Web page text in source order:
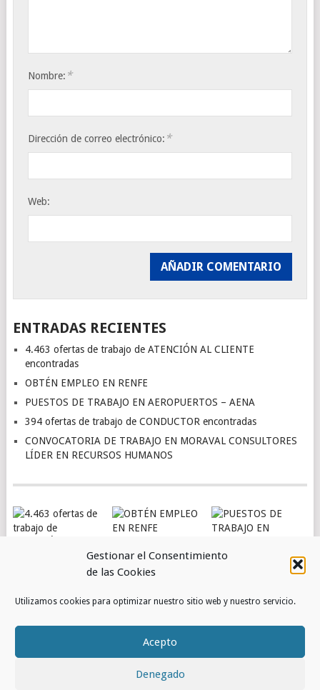
Gestionar el Consentimiento
de las Cookies
Utilizamos cookies para optimizar nuestro sitio web y nuestro servicio.
Acepto
Denegado
Nombre: *
Dirección de correo electrónico: *
Web:
ENTRADAS RECIENTES
4.463 ofertas de trabajo de ATENCIÓN AL CLIENTE
encontradas
OBTÉN EMPLEO EN RENFE
PUESTOS DE TRABAJO EN AEROPUERTOS – AENA
394 ofertas de trabajo de CONDUCTOR encontradas
CONVOCATORIA DE TRABAJO EN MORAVAL CONSULTORES
LÍDER EN RECURSOS HUMANOS
TRABAJO DE
AEROPUERTOS –